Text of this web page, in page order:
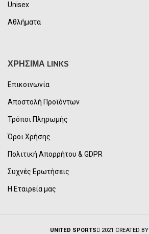
Unisex
Αθλήματα
ΧΡΗΣΙΜΑ LINKS
Επικοινωνία
Αποστολή Προϊόντων
Τρόποι Πληρωμής
Όροι Χρήσης
Πολιτική Απορρήτου & GDPR
Συχνές Ερωτήσεις
Η Εταιρεία μας
UNITED SPORTS 2021 CREATED BY